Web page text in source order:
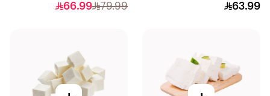
63.99
79.99
66.99